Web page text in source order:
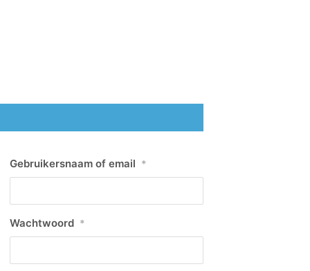
Gebruikersnaam of email *
Wachtwoord *